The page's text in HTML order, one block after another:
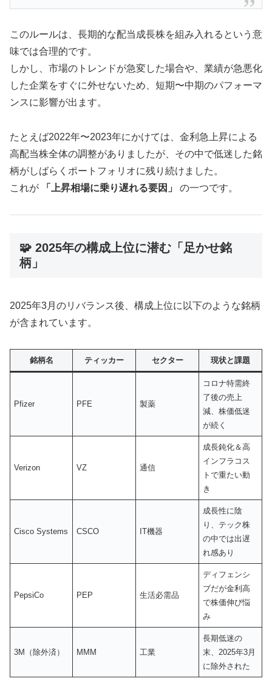
このルールは、長期的な配当成長株を組み入れるという意
味では合理的です。
しかし、市場のトレンドが急変した場合や、業績が急悪化
した企業をすぐに外せないため、短期〜中期のパフォーマ
ンスに影響が出ます。
たとえば2022年〜2023年にかけては、金利急上昇による
高配当株全体の調整がありましたが、その中で低迷した銘
柄がしばらくポートフォリオに残り続けました。
これが
「上昇相場に乗り遅れる要因」 の一つです。
🧩 2025年の構成上位に潜む「足かせ銘
柄」
2025年3月のリバランス後、構成上位に以下のような銘柄
が含まれています。
銘柄名 ティッカー セクター 現状と課題
Pfizer PFE 製薬
コロナ特需終
了後の売上
減、株価低迷
が続く
Verizon VZ 通信
成長鈍化＆高
インフラコス
トで重たい動
き
Cisco Systems CSCO IT機器
成長性に陰
り、テック株
の中では出遅
れ感あり
PepsiCo PEP 生活必需品
ディフェンシ
ブだが金利高
で株価伸び悩
み
3M（除外済） MMM 工業
長期低迷の
末、2025年3月
に除外された